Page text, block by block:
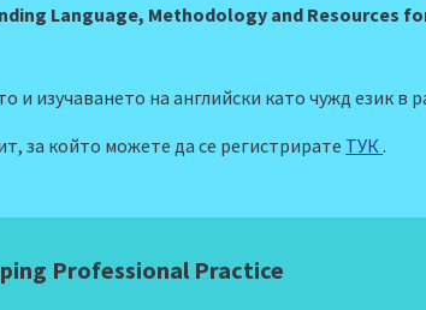
Language, Methodology and Resources
и изучаването на английски като чужд език в
за който можете да се регистрирате ТУК.
Professional Practice